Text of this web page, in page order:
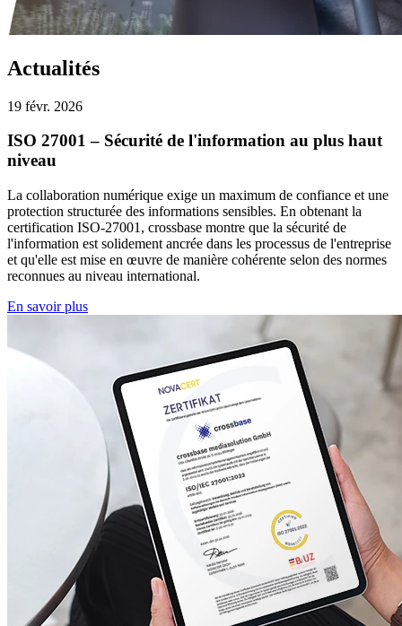
Actualités
19 févr. 2026
ISO 27001 – Sécurité de l'information au plus haut
niveau
La collaboration numérique exige un maximum de confiance et une
protection structurée des informations sensibles. En obtenant la
certification ISO-27001, crossbase montre que la sécurité de
l'information est solidement ancrée dans les processus de l'entreprise
et qu'elle est mise en œuvre de manière cohérente selon des normes
reconnues au niveau international.
En savoir plus